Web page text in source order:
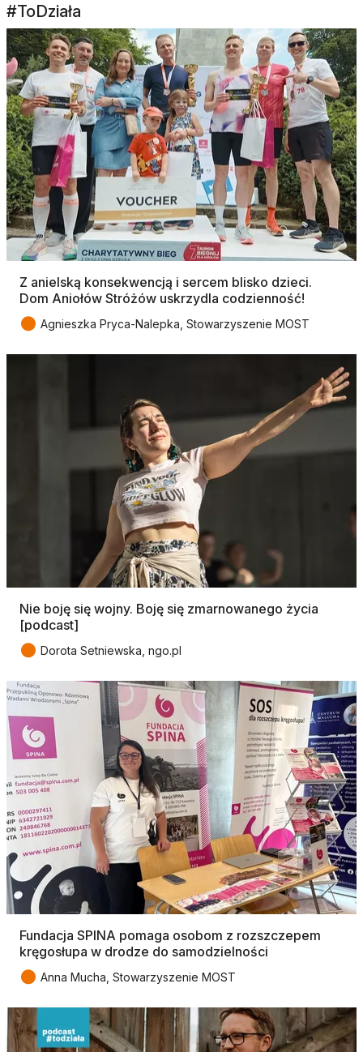
#ToDziała
Z anielską konsekwencją i sercem blisko dzieci.
Dom Aniołów Stróżów uskrzydla codzienność!
● Agnieszka Pryca-Nalepka, Stowarzyszenie MOST
Nie boję się wojny. Boję się zmarnowanego życia
[podcast]
● Dorota Setniewska, ngo.pl
Fundacja SPINA pomaga osobom z rozszczepem
kręgosłupa w drodze do samodzielności
● Anna Mucha, Stowarzyszenie MOST